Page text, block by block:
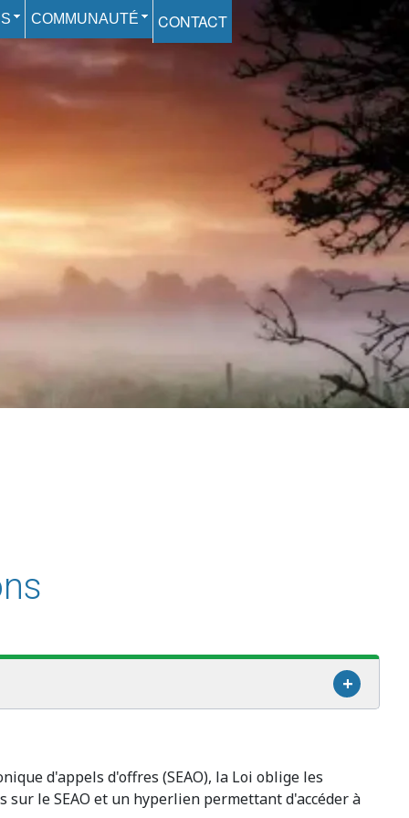
COMMUNAUTÉ CONTACT
d'appels d'offres (SEAO), la Loi oblige les
le SEAO et un hyperlien permettant d'accéder à